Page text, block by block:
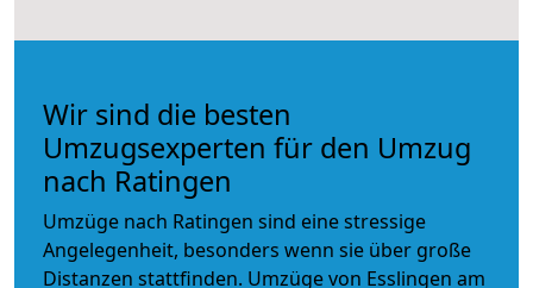
Wir sind die besten
Umzugsexperten für den Umzug
nach Ratingen
Umzüge nach Ratingen sind eine stressige
Angelegenheit, besonders wenn sie über große
Distanzen stattfinden. Umzüge von Esslingen am